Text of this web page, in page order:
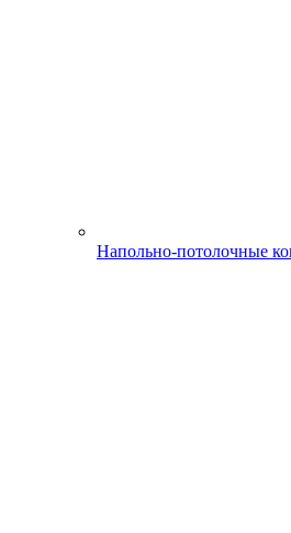
Напольно-потолочные